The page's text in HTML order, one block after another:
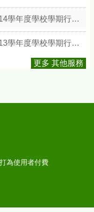
臺北市政府教育局所屬各級學校114學年度學校學期行事簡曆
臺北市政府教育局所屬各級學校113學年度學校學期行事簡曆
更多 其他服務
為使用者付費